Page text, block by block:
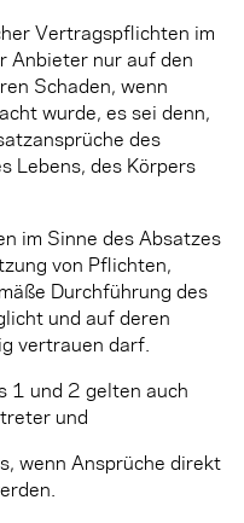
Vertragspflichten im
Anbieter nur auf den
Schaden, wenn
wurde, es sei denn,
des
Lebens, des Körpers
im Sinne des Absatzes
von Pflichten,
Durchführung des
und auf deren
vertrauen darf.
1 und 2 gelten auch
und
wenn Ansprüche direkt